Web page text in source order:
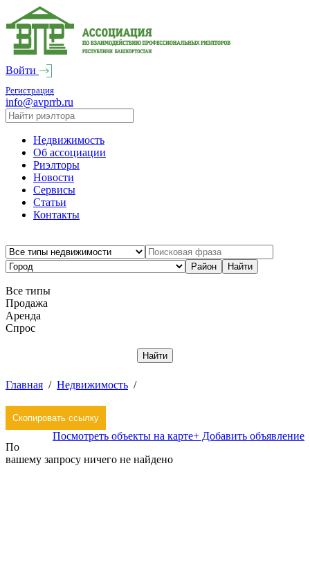
Войти
Регистрация
info@avprrb.ru
Недвижимость
Об ассоциации
Риэлторы
Новости
Сервисы
Статьи
Контакты
Все типы
Продажа
Аренда
Спрос
Главная / Недвижимость /
Скопировать ссылку
Посмотреть объекты на карте+ Добавить объявление
По
вашему запросу ничего не найдено